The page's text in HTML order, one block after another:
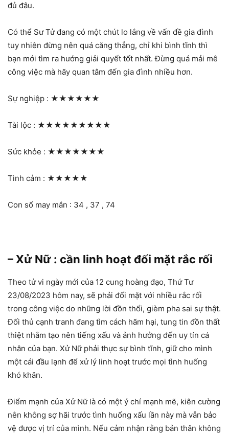
đủ đâu.
Có thể Sư Tử đang có một chút lo lắng về vấn đề gia đình
tuy nhiên đừng nên quá căng thẳng, chỉ khi bình tĩnh thì
bạn mới tìm ra hướng giải quyết tốt nhất. Đừng quá mải mê
công việc mà hãy quan tâm đến gia đình nhiều hơn.
Sự nghiệp : ★★★★★★
Tài lộc : ★★★★★★★★★
Sức khỏe : ★★★★★★★
Tình cảm : ★★★★★
Con số may mắn : 34 , 37 , 74
– Xử Nữ : cần linh hoạt đối mặt rắc rối
Theo tử vi ngày mới của 12 cung hoàng đạo, Thứ Tư
23/08/2023 hôm nay, sẽ phải đối mặt với nhiều rắc rối
trong công việc do những lời đồn thổi, gièm pha sai sự thật.
Đối thủ cạnh tranh đang tìm cách hãm hại, tung tin đồn thất
thiệt nhằm tạo nên tiếng xấu và ảnh hưởng đến uy tín cá
nhân của bạn. Xử Nữ phải thực sự bình tĩnh, giữ cho mình
một cái đầu lạnh để xử lý linh hoạt trước mọi tình huống
khó khăn.
Điểm mạnh của Xử Nữ là có một ý chí mạnh mẽ, kiên cường
nên không sợ hãi trước tình huống xấu lần này mà vẫn bảo
vệ được vị trí của mình. Nếu cảm nhận rằng bản thân không